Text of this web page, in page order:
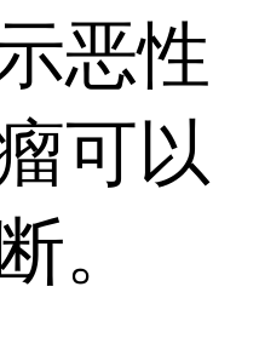
恶性
可以
。